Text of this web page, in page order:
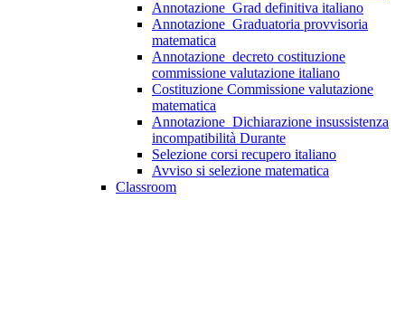
Annotazione_Grad definitiva italiano
Annotazione_Graduatoria provvisoria
matematica
Annotazione_decreto costituzione
commissione valutazione italiano
Costituzione Commissione valutazione
matematica
Annotazione_Dichiarazione insussistenza
incompatibilità Durante
Selezione corsi recupero italiano
Avviso si selezione matematica
Classroom